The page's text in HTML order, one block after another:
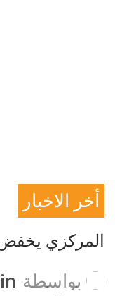
أخر الاخبار
المركزي
بواسطة Admin